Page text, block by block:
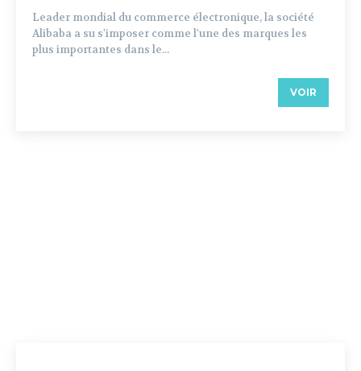
Leader mondial du commerce électronique, la société
Alibaba a su s'imposer comme l'une des marques les
plus importantes dans le...
VOIR